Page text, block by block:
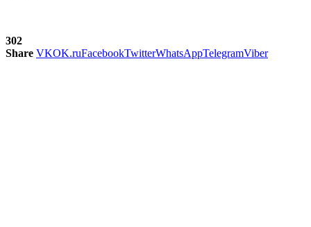
302
Share VKOK.ruFacebookTwitterWhatsAppTelegramViber